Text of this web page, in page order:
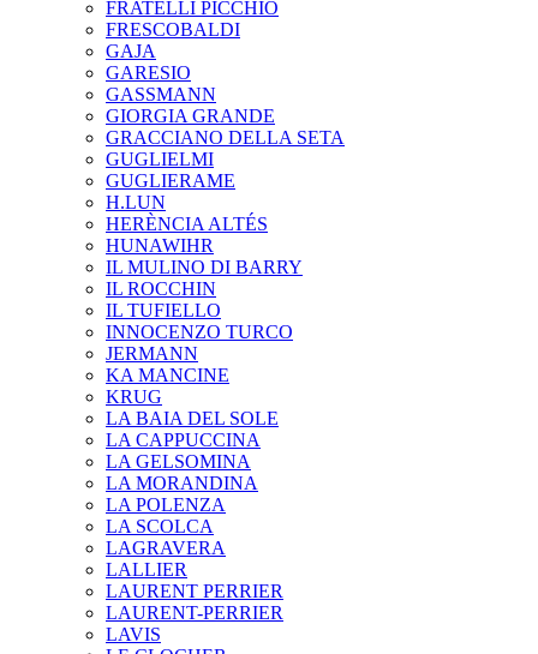
FRATELLI PICCHIO
FRESCOBALDI
GAJA
GARESIO
GASSMANN
GIORGIA GRANDE
GRACCIANO DELLA SETA
GUGLIELMI
GUGLIERAME
H.LUN
HERÈNCIA ALTÉS
HUNAWIHR
IL MULINO DI BARRY
IL ROCCHIN
IL TUFIELLO
INNOCENZO TURCO
JERMANN
KA MANCINE
KRUG
LA BAIA DEL SOLE
LA CAPPUCCINA
LA GELSOMINA
LA MORANDINA
LA POLENZA
LA SCOLCA
LAGRAVERA
LALLIER
LAURENT PERRIER
LAURENT-PERRIER
LAVIS